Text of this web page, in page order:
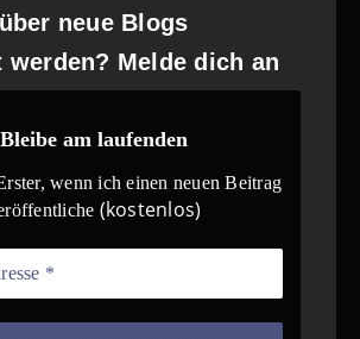
neue Blogs
Melde dich an
Bleibe am laufenden
wenn ich einen neuen Beitrag
(kostenlos)